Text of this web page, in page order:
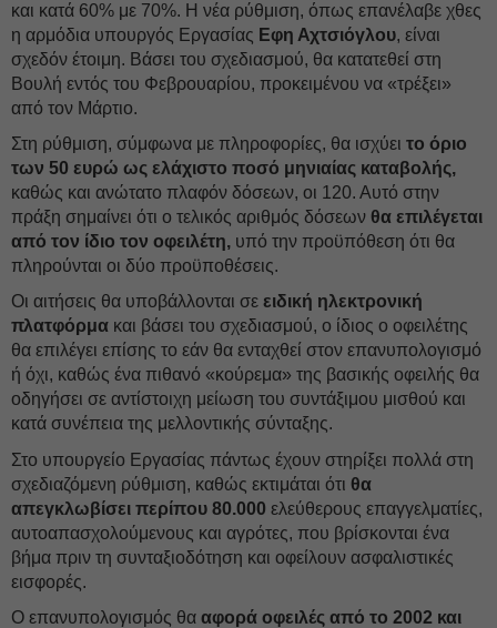
και κατά 60% με 70%. Η νέα ρύθμιση, όπως επανέλαβε χθες
η αρμόδια υπουργός Εργασίας Εφη Αχτσιόγλου, είναι
σχεδόν έτοιμη. Βάσει του σχεδιασμού, θα κατατεθεί στη
Βουλή εντός του Φεβρουαρίου, προκειμένου να «τρέξει»
από τον Μάρτιο.
Στη ρύθμιση, σύμφωνα με πληροφορίες, θα ισχύει το όριο
των 50 ευρώ ως ελάχιστο ποσό μηνιαίας καταβολής,
καθώς και ανώτατο πλαφόν δόσεων, οι 120. Αυτό στην
πράξη σημαίνει ότι ο τελικός αριθμός δόσεων θα επιλέγεται
από τον ίδιο τον οφειλέτη, υπό την προϋπόθεση ότι θα
πληρούνται οι δύο προϋποθέσεις.
Οι αιτήσεις θα υποβάλλονται σε ειδική ηλεκτρονική
πλατφόρμα και βάσει του σχεδιασμού, ο ίδιος ο οφειλέτης
θα επιλέγει επίσης το εάν θα ενταχθεί στον επανυπολογισμό
ή όχι, καθώς ένα πιθανό «κούρεμα» της βασικής οφειλής θα
οδηγήσει σε αντίστοιχη μείωση του συντάξιμου μισθού και
κατά συνέπεια της μελλοντικής σύνταξης.
Στο υπουργείο Εργασίας πάντως έχουν στηρίξει πολλά στη
σχεδιαζόμενη ρύθμιση, καθώς εκτιμάται ότι θα
απεγκλωβίσει περίπου 80.000 ελεύθερους επαγγελματίες,
αυτοαπασχολούμενους και αγρότες, που βρίσκονται ένα
βήμα πριν τη συνταξιοδότηση και οφείλουν ασφαλιστικές
εισφορές.
O επανυπολογισμός θα αφορά οφειλές από το 2002 και